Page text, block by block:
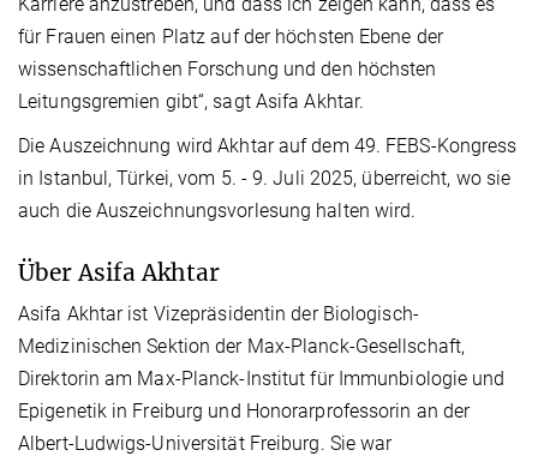
für Frauen einen Platz auf der höchsten Ebene der
wissenschaftlichen Forschung und den höchsten
Leitungsgremien gibt“, sagt Asifa Akhtar.
Die Auszeichnung wird Akhtar auf dem 49. FEBS-Kongress
in Istanbul, Türkei, vom 5. - 9. Juli 2025, überreicht, wo sie
auch die Auszeichnungsvorlesung halten wird.
Über Asifa Akhtar
Asifa Akhtar ist Vizepräsidentin der Biologisch-
Medizinischen Sektion der Max-Planck-Gesellschaft,
Direktorin am Max-Planck-Institut für Immunbiologie und
Epigenetik in Freiburg und Honorarprofessorin an der
Albert-Ludwigs-Universität Freiburg. Sie war